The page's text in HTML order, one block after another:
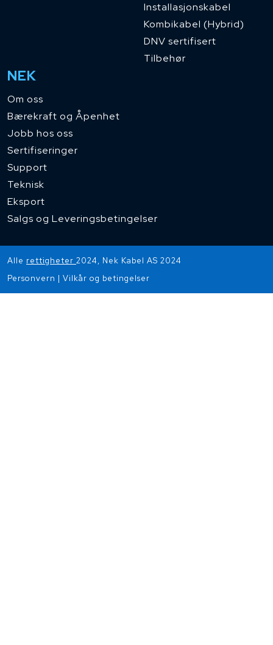
Installasjonskabel
Kombikabel (Hybrid)
DNV sertifisert
Tilbehør
NEK
Om oss
Bærekraft og Åpenhet
Jobb hos oss
Sertifiseringer
Support
Teknisk
Eksport
Salgs og Leveringsbetingelser
Alle rettigheter 2024, Nek Kabel AS 2024
Personvern | Vilkår og betingelser